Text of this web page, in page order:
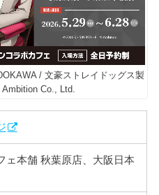
/ 文豪ストレイドッグス製
Co., Ltd.
ェ本舗 秋葉原店、大阪日本